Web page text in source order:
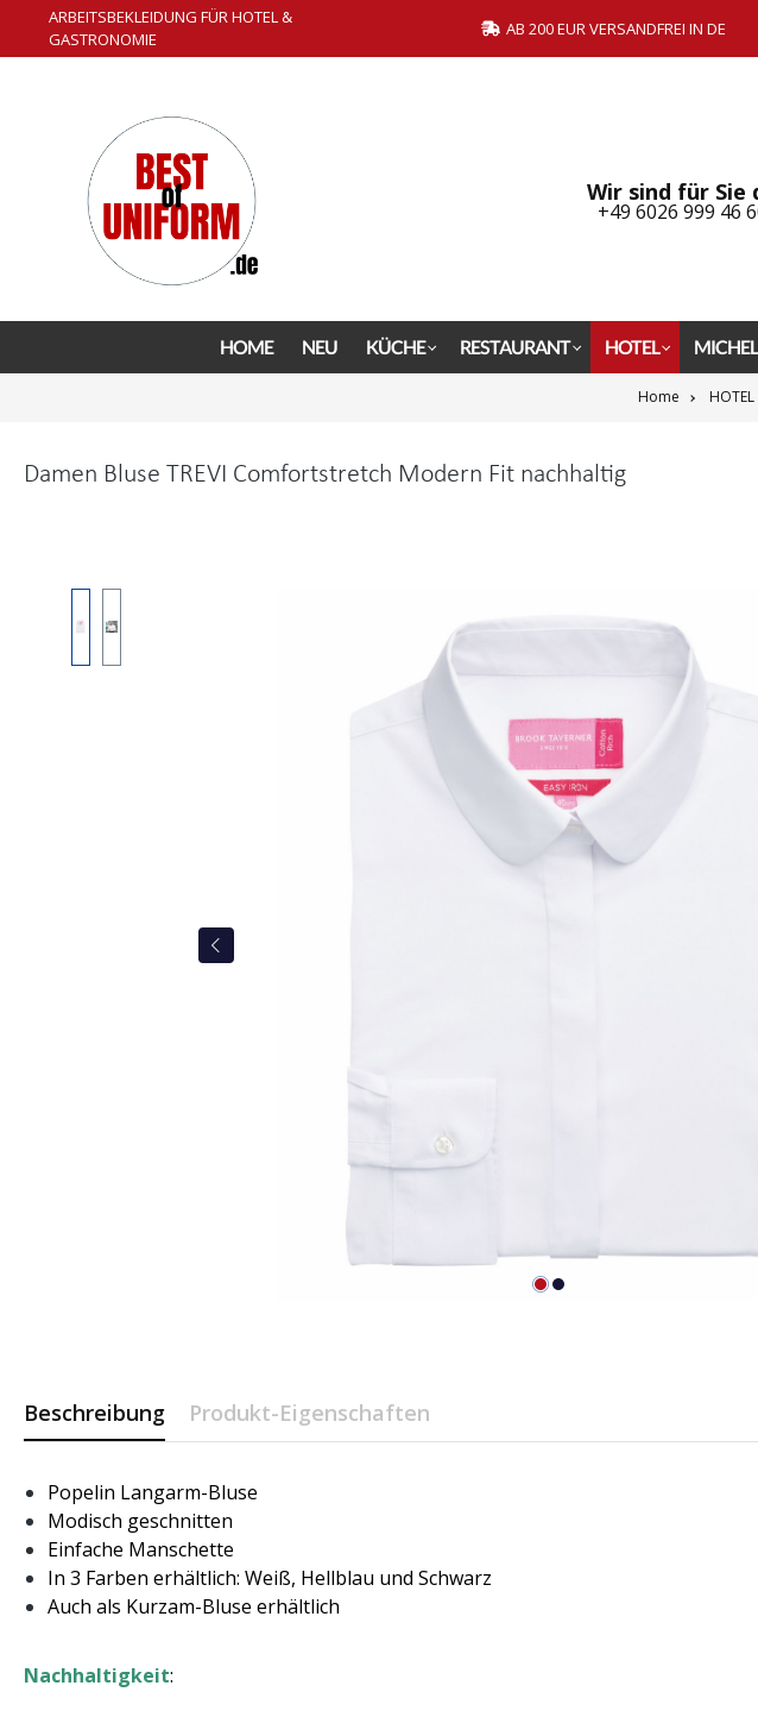
Zur Hauptnavigation springen
ARBEITSBEKLEIDUNG FÜR HOTEL &
GASTRONOMIE
AB 200 EUR VERSANDFREI IN DE
Wir sind für Sie
+49 6026 999 46
HOME NEU KÜCHE RESTAURANT HOTEL
Home HOTEL
Damen Bluse TREVI Comfortstretch Modern Fit nachhaltig
Beschreibung Produkt-Eigenschaften
Popelin Langarm-Bluse
Modisch geschnitten
Einfache Manschette
In 3 Farben erhältlich: Weiß, Hellblau und Schwarz
Auch als Kurzam-Bluse erhältlich
Nachhaltigkeit: